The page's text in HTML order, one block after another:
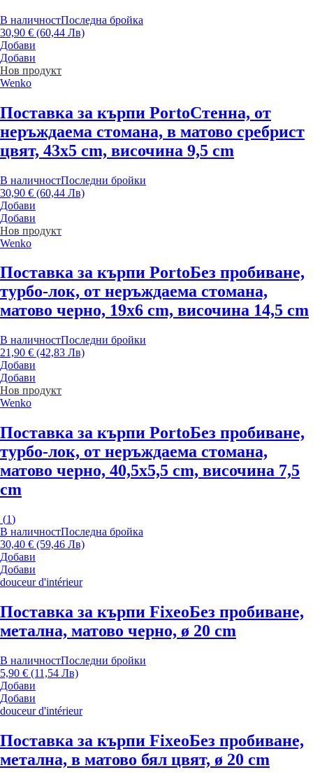
В наличностПоследна бройка
30,90 € (60,44 Лв)
Добави
Добави
Нов продукт
Wenko
Поставка за кърпи PortoСтенна, от
неръждаема стомана, в матово сребрист
цвят, 43x5 cm, височина 9,5 cm
В наличностПоследни бройки
30,90 € (60,44 Лв)
Добави
Добави
Нов продукт
Wenko
Поставка за кърпи PortoБез пробиване,
турбо-лок, от неръждаема стомана,
матово черно, 19x6 cm, височина 14,5 cm
В наличностПоследни бройки
21,90 € (42,83 Лв)
Добави
Добави
Нов продукт
Wenko
Поставка за кърпи PortoБез пробиване,
турбо-лок, от неръждаема стомана,
матово черно, 40,5x5,5 cm, височина 7,5
cm
(1)
В наличностПоследна бройка
30,40 € (59,46 Лв)
Добави
Добави
douceur d'intérieur
Поставка за кърпи FixeoБез пробиване,
метална, матово черно, ø 20 cm
В наличностПоследни бройки
5,90 € (11,54 Лв)
Добави
Добави
douceur d'intérieur
Поставка за кърпи FixeoБез пробиване,
метална, в матово бял цвят, ø 20 cm